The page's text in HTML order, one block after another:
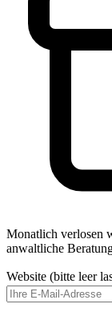
Monatlich verlosen
anwaltliche
Website (bitte leer